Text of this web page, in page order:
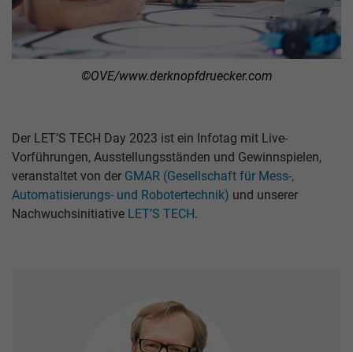
©OVE/www.derknopfdruecker.com
Der LET’S TECH Day 2023 ist ein Infotag mit Live-
Vorführungen, Ausstellungsständen und Gewinnspielen,
veranstaltet von der GMAR (Gesell­schaft für Mess-,
Automatisierungs- und Roboter­technik) und unserer
Nachwuchs­initiative LET’S TECH.